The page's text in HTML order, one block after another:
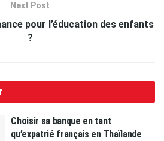
Next Post
pour l’éducation des enfants
?
Choisir sa banque en tant
qu’expatrié français en Thaïlande